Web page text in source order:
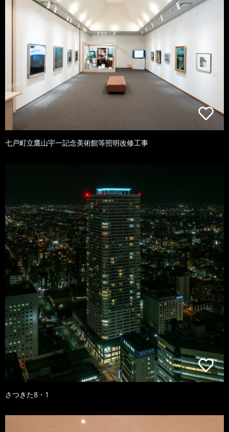
七戸町立鷹山宇一記念美術館等照明改修工事
さつきた8・1